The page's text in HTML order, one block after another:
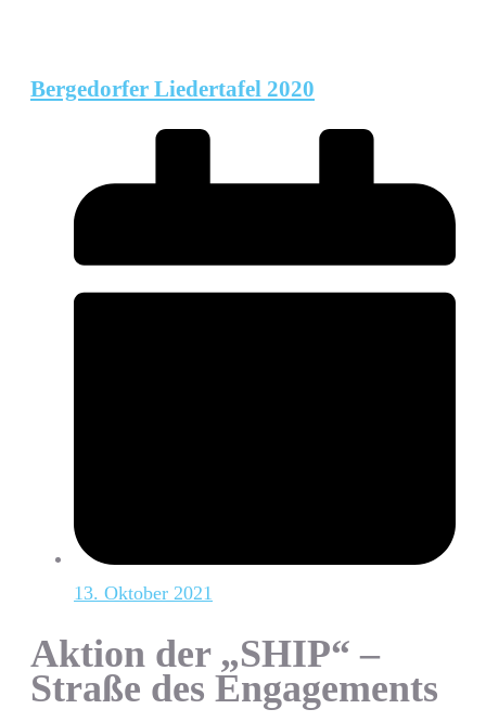
Bergedorfer Liedertafel 2020
13. Oktober 2021
Aktion der „SHIP“ –
Straße des Engagements